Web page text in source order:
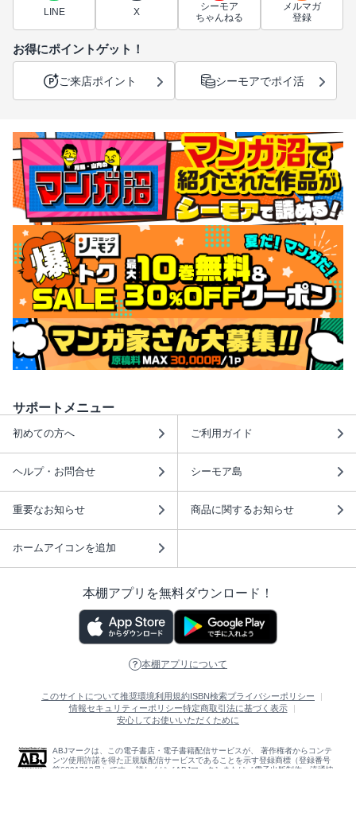
LINE X
シーモア
ちゃんねる
メルマガ
登録
お得にポイントゲット！
ご来店ポイント シーモアでポイ活
サポートメニュー
初めての方へ ご利用ガイド
ヘルプ・お問合せ シーモア島
重要なお知らせ 商品に関するお知らせ
ホームアイコンを追加
本棚アプリを無料ダウンロード！
本棚アプリについて
このサイトについて推奨環境利用規約ISBN検索プライバシーポリシー
情報セキュリティーポリシー特定商取引法に基づく表示
安心してお使いいただくために
ABJマークは、この電子書店・電子書籍配信サービスが、 著作権者からコンテ
ンツ使用許諾を得た正規版配信サービスであることを示す登録商標（登録番号
第6091713号）です。 詳しくは［ABJマーク］または［電子出版制作・流通協